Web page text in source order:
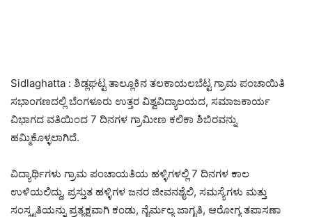
Sidlaghatta : ಶಿಡ್ಲಘಟ್ಟ ತಾಲ್ಲೂಕಿನ ತಲಕಾಯಲಬೆಟ್ಟ ಗ್ರಾಮ ಪಂಚಾಯಿತಿ
ಸಭಾಂಗಣದಲ್ಲಿ ಬೆಂಗಳೂರು ಉತ್ತರ ವಿಶ್ವವಿದ್ಯಾಲಯದ, ಸಮಾಜಕಾರ್ಯ
ವಿಭಾಗದ ವತಿಯಿಂದ 7 ದಿನಗಳ ಗ್ರಾಮೀಣ ಕಲಿಕಾ ಶಿಬಿರವನ್ನು
ಹಮ್ಮಿಕೊಳ್ಳಲಾಗಿದೆ.
ವಿದ್ಯಾರ್ಥಿಗಳು ಗ್ರಾಮ ಪಂಚಾಯತಿಯ ಹಳ್ಳಿಗಳಲ್ಲಿ 7 ದಿನಗಳ ಕಾಲ
ಉಳಿಯಲಿದ್ದು, ಪ್ರಸ್ತುತ ಹಳ್ಳಿಗಳ ಜನರ ಜೀವನಶೈಲಿ, ಸಮಸ್ಯೆಗಳು ಮತ್ತು
ಸಂಸ್ಕೃತಿಯನ್ನು ಪ್ರತ್ಯಕ್ಷವಾಗಿ ಕಂಡು, ನೈರ್ಮಲ್ಯ ಜಾಗೃತಿ, ಆರೋಗ್ಯ ತಪಾಸಣಾ